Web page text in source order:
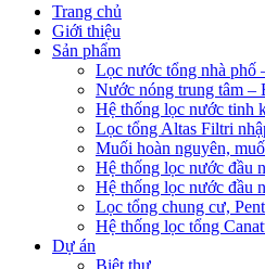
Trang chủ
Giới thiệu
Sản phẩm
Lọc nước tổng nhà phố
Nước nóng trung tâm –
Hệ thống lọc nước tinh
Lọc tổng Altas Filtri
Muối hoàn nguyên,
Hệ thống lọc nước đầu
Hệ thống lọc nước đầu
Lọc tổng chung cư,
Hệ thống lọc tổng
Dự án
Biệt thự